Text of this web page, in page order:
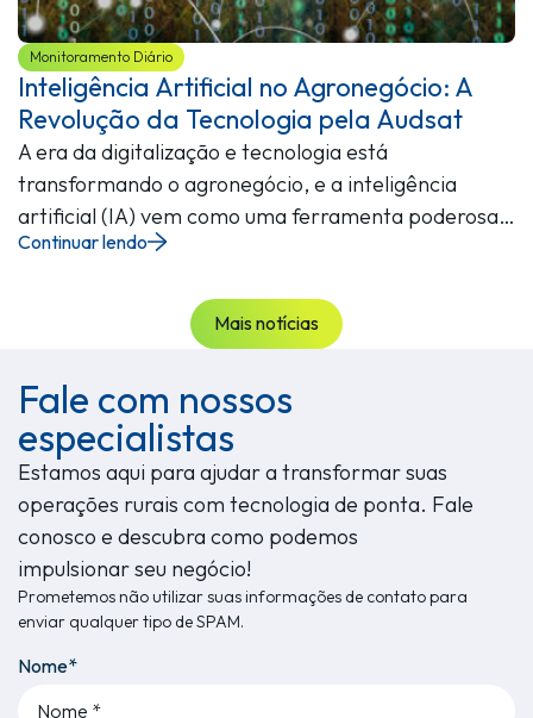
Monitoramento Diário
Inteligência Artificial no Agronegócio: A
Revolução da Tecnologia pela Audsat
A era da digitalização e tecnologia está
transformando o agronegócio, e a inteligência
artificial (IA) vem como uma ferramenta poderosa…
Continuar lendo
Mais notícias
Fale com nossos
especialistas
Estamos aqui para ajudar a transformar suas
operações rurais com tecnologia de ponta. Fale
conosco e descubra como podemos
impulsionar seu negócio!
Prometemos não utilizar suas informações de contato para
enviar qualquer tipo de SPAM.
Nome*